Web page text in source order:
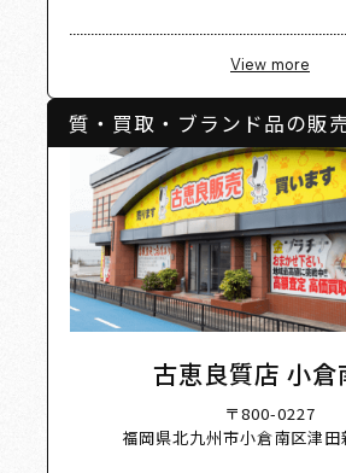
View more
質・買取・ブランド品の販
古恵良質店 小倉
〒800-0227
福岡県北九州市小倉南区津